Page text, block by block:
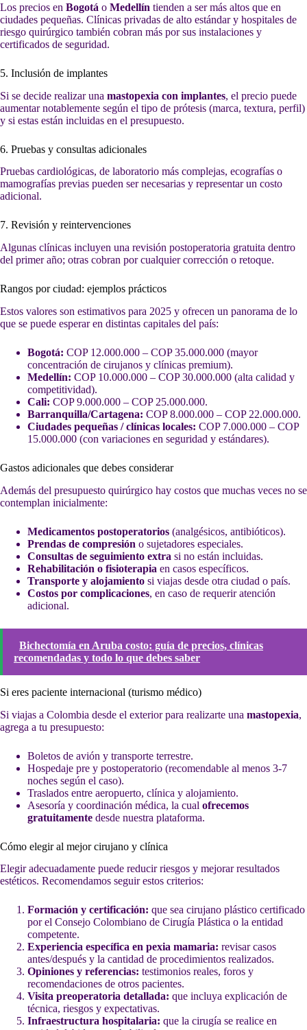
Los precios en Bogotá o Medellín tienden a ser más altos que en
ciudades pequeñas. Clínicas privadas de alto estándar y hospitales de
riesgo quirúrgico también cobran más por sus instalaciones y
certificados de seguridad.
5. Inclusión de implantes
Si se decide realizar una mastopexia con implantes, el precio puede
aumentar notablemente según el tipo de prótesis (marca, textura, perfil)
y si estas están incluidas en el presupuesto.
6. Pruebas y consultas adicionales
Pruebas cardiológicas, de laboratorio más complejas, ecografías o
mamografías previas pueden ser necesarias y representar un costo
adicional.
7. Revisión y reintervenciones
Algunas clínicas incluyen una revisión postoperatoria gratuita dentro
del primer año; otras cobran por cualquier corrección o retoque.
Rangos por ciudad: ejemplos prácticos
Estos valores son estimativos para 2025 y ofrecen un panorama de lo
que se puede esperar en distintas capitales del país:
Bogotá: COP 12.000.000 – COP 35.000.000 (mayor
concentración de cirujanos y clínicas premium).
Medellín: COP 10.000.000 – COP 30.000.000 (alta calidad y
competitividad).
Cali: COP 9.000.000 – COP 25.000.000.
Barranquilla/Cartagena: COP 8.000.000 – COP 22.000.000.
Ciudades pequeñas / clínicas locales: COP 7.000.000 – COP
15.000.000 (con variaciones en seguridad y estándares).
Gastos adicionales que debes considerar
Además del presupuesto quirúrgico hay costos que muchas veces no se
contemplan inicialmente:
Medicamentos postoperatorios (analgésicos, antibióticos).
Prendas de compresión o sujetadores especiales.
Consultas de seguimiento extra si no están incluidas.
Rehabilitación o fisioterapia en casos específicos.
Transporte y alojamiento si viajas desde otra ciudad o país.
Costos por complicaciones, en caso de requerir atención
adicional.
Bichectomía en Aruba costo: guía de precios, clínicas
recomendadas y todo lo que debes saber
Si eres paciente internacional (turismo médico)
Si viajas a Colombia desde el exterior para realizarte una mastopexia,
agrega a tu presupuesto:
Boletos de avión y transporte terrestre.
Hospedaje pre y postoperatorio (recomendable al menos 3-7
noches según el caso).
Traslados entre aeropuerto, clínica y alojamiento.
Asesoría y coordinación médica, la cual ofrecemos
gratuitamente desde nuestra plataforma.
Cómo elegir al mejor cirujano y clínica
Elegir adecuadamente puede reducir riesgos y mejorar resultados
estéticos. Recomendamos seguir estos criterios:
Formación y certificación: que sea cirujano plástico certificado
por el Consejo Colombiano de Cirugía Plástica o la entidad
competente.
Experiencia específica en pexia mamaria: revisar casos
antes/después y la cantidad de procedimientos realizados.
Opiniones y referencias: testimonios reales, foros y
recomendaciones de otros pacientes.
Visita preoperatoria detallada: que incluya explicación de
técnica, riesgos y expectativas.
Infraestructura hospitalaria: que la cirugía se realice en